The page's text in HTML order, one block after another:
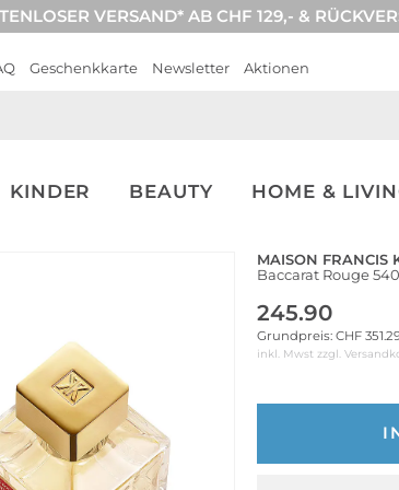
VERSAND* AB CHF 129,- &
Geschenkkarte Newsletter Aktionen
KINDER BEAUTY HOME &
MAISON FRANCIS
Baccarat Rouge
245.90
Grundpreis: CHF
inkl. Mwst zzgl.